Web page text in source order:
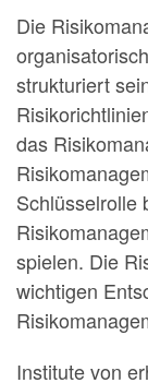
Die
strukturiert
das
Schlüsselrolle
spielen. Die
wichtigen
Institute von